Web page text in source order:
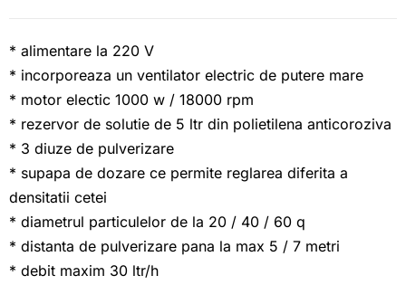
* alimentare la 220 V
* incorporeaza un ventilator electric de putere mare
* motor electic 1000 w / 18000 rpm
* rezervor de solutie de 5 ltr din polietilena anticoroziva
* 3 diuze de pulverizare
* supapa de dozare ce permite reglarea diferita a
densitatii cetei
* diametrul particulelor de la 20 / 40 / 60 q
* distanta de pulverizare pana la max 5 / 7 metri
* debit maxim 30 ltr/h